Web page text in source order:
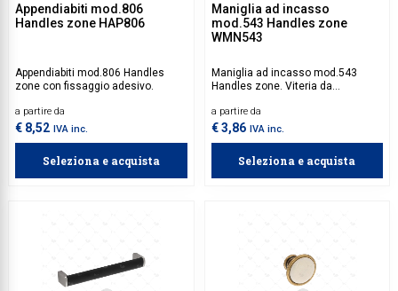
Appendiabiti mod.806
Handles zone HAP806
Appendiabiti mod.806 Handles
zone con fissaggio adesivo.
a partire da
€ 8,52 IVA inc.
Seleziona e acquista
Maniglia ad incasso
mod.543 Handles zone
WMN543
Maniglia ad incasso mod.543
Handles zone. Viteria da
a partire da
€ 3,86 IVA inc.
Seleziona e acquista